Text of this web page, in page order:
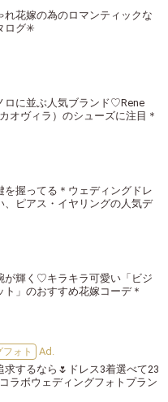
花嫁の為のロマンティックな
ログ✳︎
ロに並ぶ人気ブランド♡Rene
オヴィラ）のシューズに注目＊
を握ってる＊ウェディングドレ
、ピアス・イヤリングの人気デ
が輝く♡キラキラ可愛い「ビジ
ト」のおすすめ花嫁コーデ＊
ォト
求するなら🌷ドレス3着選べて23
ラボウェディングフォトプラン